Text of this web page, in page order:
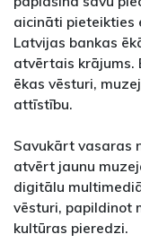
aicināti pieteikties
Latvijas bankas
atvērtais krājums.
ēkas vēsturi,
attīstību.
Savukārt vasaras
atvērt jaunu
digitālu
vēsturi, papildinot
kultūras pieredzi.